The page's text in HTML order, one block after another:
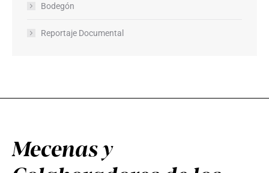
Bodegón
Reportaje Documental
Mecenas y